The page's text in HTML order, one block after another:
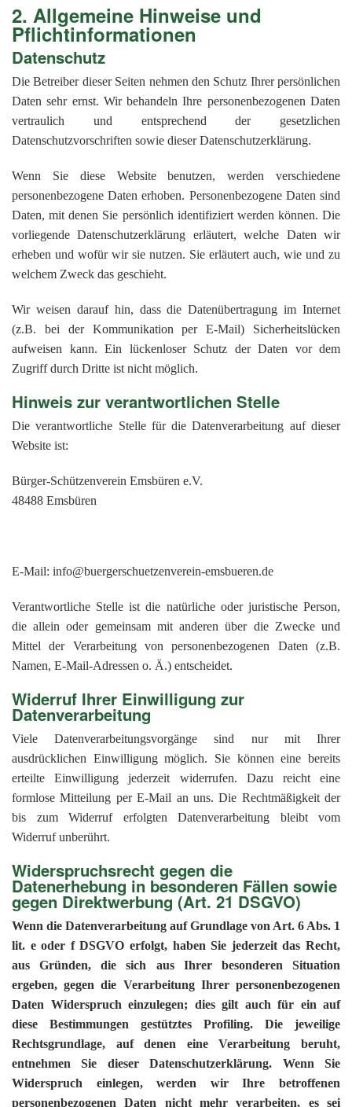
2. Allgemeine Hinweise und
Pflichtinformationen
Datenschutz
Die Betreiber dieser Seiten nehmen den Schutz Ihrer persönlichen
Daten sehr ernst. Wir behandeln Ihre personenbezogenen Daten
vertraulich und entsprechend der gesetzlichen
Datenschutzvorschriften sowie dieser Datenschutzerklärung.
Wenn Sie diese Website benutzen, werden verschiedene
personenbezogene Daten erhoben. Personenbezogene Daten sind
Daten, mit denen Sie persönlich identifiziert werden können. Die
vorliegende Datenschutzerklärung erläutert, welche Daten wir
erheben und wofür wir sie nutzen. Sie erläutert auch, wie und zu
welchem Zweck das geschieht.
Wir weisen darauf hin, dass die Datenübertragung im Internet
(z.B. bei der Kommunikation per E-Mail) Sicherheitslücken
aufweisen kann. Ein lückenloser Schutz der Daten vor dem
Zugriff durch Dritte ist nicht möglich.
Hinweis zur verantwortlichen Stelle
Die verantwortliche Stelle für die Datenverarbeitung auf dieser
Website ist:
Bürger-Schützenverein Emsbüren e.V.
48488 Emsbüren
E-Mail: info@buergerschuetzenverein-emsbueren.de
Verantwortliche Stelle ist die natürliche oder juristische Person,
die allein oder gemeinsam mit anderen über die Zwecke und
Mittel der Verarbeitung von personenbezogenen Daten (z.B.
Namen, E-Mail-Adressen o. Ä.) entscheidet.
Widerruf Ihrer Einwilligung zur
Datenverarbeitung
Viele Datenverarbeitungsvorgänge sind nur mit Ihrer
ausdrücklichen Einwilligung möglich. Sie können eine bereits
erteilte Einwilligung jederzeit widerrufen. Dazu reicht eine
formlose Mitteilung per E-Mail an uns. Die Rechtmäßigkeit der
bis zum Widerruf erfolgten Datenverarbeitung bleibt vom
Widerruf unberührt.
Widerspruchsrecht gegen die
Datenerhebung in besonderen Fällen sowie
gegen Direktwerbung (Art. 21 DSGVO)
Wenn die Datenverarbeitung auf Grundlage von Art. 6 Abs. 1
lit. e oder f DSGVO erfolgt, haben Sie jederzeit das Recht,
aus Gründen, die sich aus Ihrer besonderen Situation
ergeben, gegen die Verarbeitung Ihrer personenbezogenen
Daten Widerspruch einzulegen; dies gilt auch für ein auf
diese Bestimmungen gestütztes Profiling. Die jeweilige
Rechtsgrundlage, auf denen eine Verarbeitung beruht,
entnehmen Sie dieser Datenschutzerklärung. Wenn Sie
Widerspruch einlegen, werden wir Ihre betroffenen
personenbezogenen Daten nicht mehr verarbeiten, es sei